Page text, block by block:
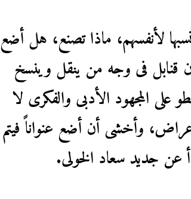
لأنفسهم، ماذا تصنع، هل أضع
قنابل فى وجه من ينقل وينسخ
على المجهود الأدبى والفكرى لا
وأخشى أن أضع عنواناً فيتم
عن جديد سعاد الخولى.